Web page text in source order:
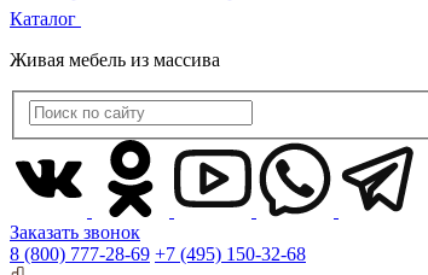
Каталог
Живая мебель из массива
Заказать звонок
8 (800) 777-28-69 +7 (495) 150-32-68